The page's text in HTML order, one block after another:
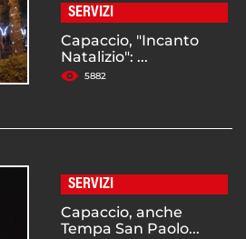
SERVIZI
Capaccio, "Incanto
Natalizio": ...
5882
SERVIZI
Capaccio, anche
Tempa San Paolo...